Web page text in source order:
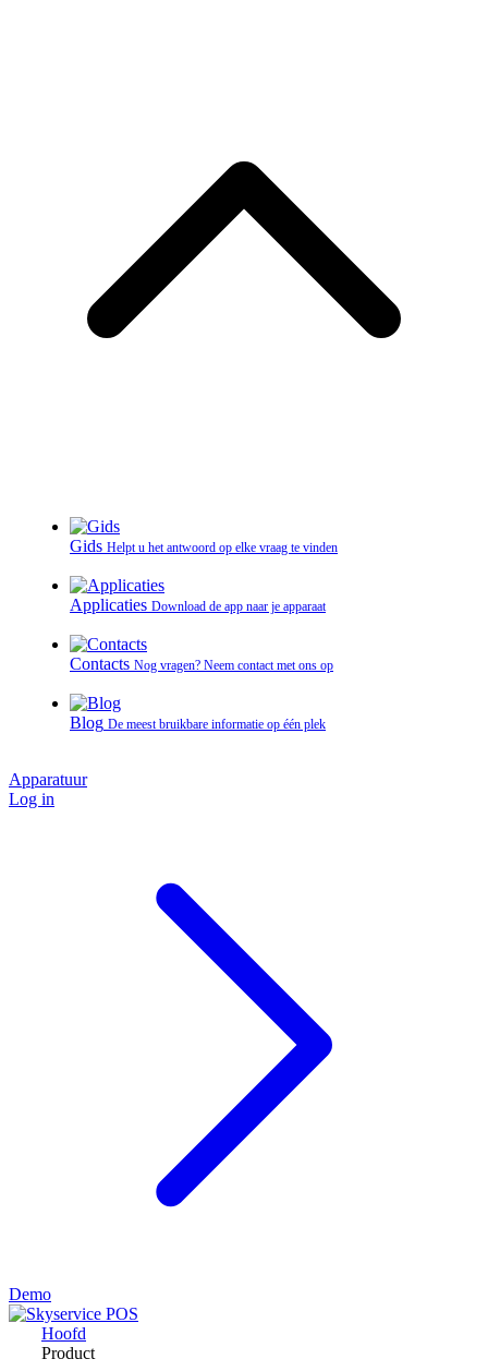
Gids Helpt u het antwoord op elke vraag te vinden
Applicaties Download de app naar je apparaat
Contacts Nog vragen? Neem contact met ons op
Blog De meest bruikbare informatie op één plek
Apparatuur
Log in
Demo
Hoofd
Product